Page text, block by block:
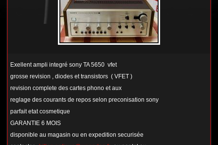
Exellent ampli integré sony TA 5650 vfet
grosse revision , diodes et transistors ( VFET )
revision complete des cartes phono et aux
reglage des courants de repos selon preconisation sony
parfait etat cosmetique
GARANTIE 6 MOIS
disponible au magasin ou en expedition securisée